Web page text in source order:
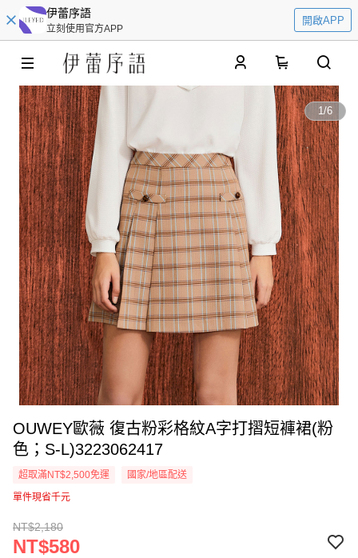
伊蕾序語
立刻使用官方APP
開啟APP
1/6
OUWEY歐薇 復古粉彩格紋A字打摺短褲裙(粉
色；S-L)3223062417
超取滿NT$2,500免運
國家/地區配送
單件現省千元
NT$2,180
NT$580